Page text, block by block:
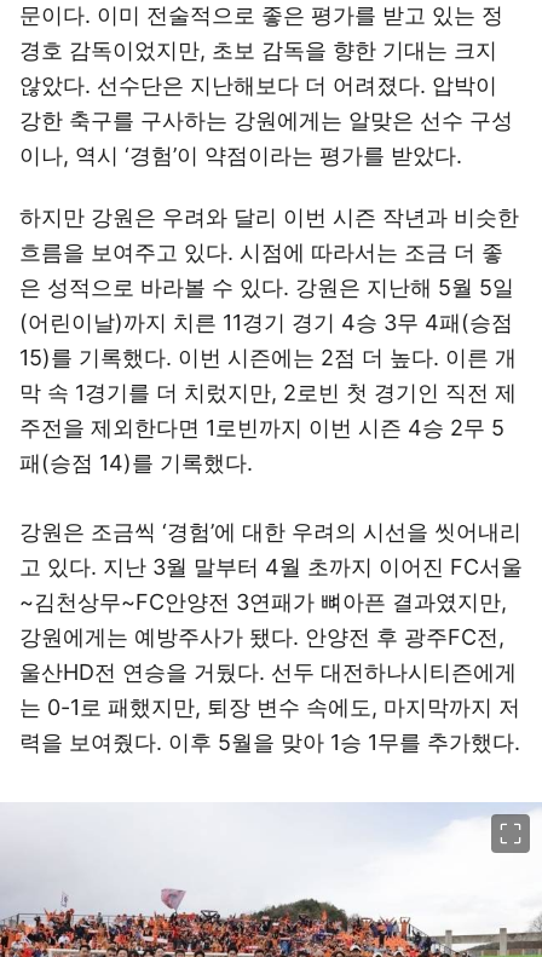
문이다. 이미 전술적으로 좋은 평가를 받고 있는 정
경호 감독이었지만, 초보 감독을 향한 기대는 크지
않았다. 선수단은 지난해보다 더 어려졌다. 압박이
강한 축구를 구사하는 강원에게는 알맞은 선수 구성
이나, 역시 ‘경험’이 약점이라는 평가를 받았다.
하지만 강원은 우려와 달리 이번 시즌 작년과 비슷한
흐름을 보여주고 있다. 시점에 따라서는 조금 더 좋
은 성적으로 바라볼 수 있다. 강원은 지난해 5월 5일
(어린이날)까지 치른 11경기 경기 4승 3무 4패(승점
15)를 기록했다. 이번 시즌에는 2점 더 높다. 이른 개
막 속 1경기를 더 치렀지만, 2로빈 첫 경기인 직전 제
주전을 제외한다면 1로빈까지 이번 시즌 4승 2무 5
패(승점 14)를 기록했다.
강원은 조금씩 ‘경험’에 대한 우려의 시선을 씻어내리
고 있다. 지난 3월 말부터 4월 초까지 이어진 FC서울
~김천상무~FC안양전 3연패가 뼈아픈 결과였지만,
강원에게는 예방주사가 됐다. 안양전 후 광주FC전,
울산HD전 연승을 거뒀다. 선두 대전하나시티즌에게
는 0-1로 패했지만, 퇴장 변수 속에도, 마지막까지 저
력을 보여줬다. 이후 5월을 맞아 1승 1무를 추가했다.